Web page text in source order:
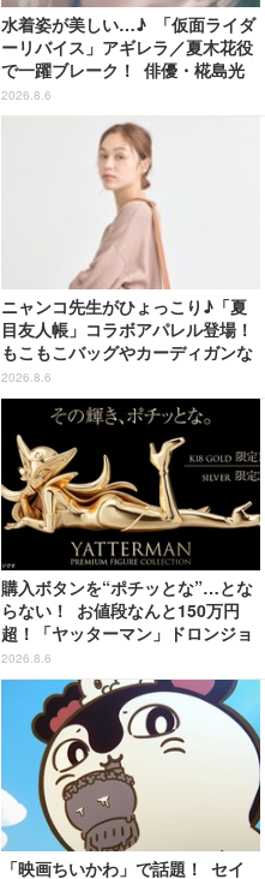
水着姿が美しい…♪ 「仮面ライダ
ーリバイス」アギレラ／夏木花役
で一躍ブレーク！ 俳優・椛島光
の2nd写真集が予約開始
2026.8.6
ニャンコ先生がひょっこり♪「夏
目友人帳」コラボアパレル登場！
もこもこバッグやカーディガンな
ど全8型
2026.8.6
購入ボタンを“ポチッとな”…とな
らない！ お値段なんと150万円
超！「ヤッターマン」ドロンジョ
様が黄金の輝きをまといミニフィ
ギュア化 ヤッターワン&おだてブ
2026.8.6
「映画ちいかわ」で話題！ セイ